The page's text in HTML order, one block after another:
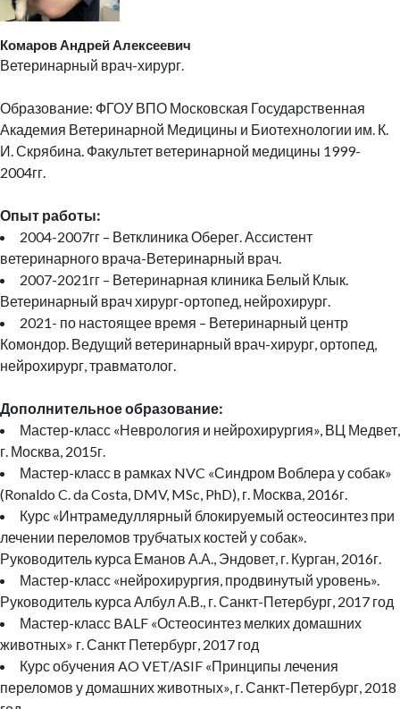
Комаров Андрей Алексеевич
Ветеринарный врач-хирург.
Образование: ФГОУ ВПО Московская Государственная
Академия Ветеринарной Медицины и Биотехнологии им. К.
И. Скрябина. Факультет ветеринарной медицины 1999-
2004гг.
Опыт работы:
2004-2007гг – Ветклиника Оберег. Ассистент
ветеринарного врача-Ветеринарный врач.
2007-2021гг – Ветеринарная клиника Белый Клык.
Ветеринарный врач хирург-ортопед, нейрохирург.
2021- по настоящее время – Ветеринарный центр
Комондор. Ведущий ветеринарный врач-хирург, ортопед,
нейрохирург, травматолог.
Дополнительное образование:
Мастер-класс «Неврология и нейрохирургия», ВЦ Медвет,
г. Москва, 2015г.
Мастер-класс в рамках NVC «Синдром Воблера у собак»
(Ronaldo C. da Costa, DMV, MSc, PhD), г. Москва, 2016г.
Курс «Интрамедуллярный блокируемый остеосинтез при
лечении переломов трубчатых костей у собак».
Руководитель курса Еманов А.А., Эндовет, г. Курган, 2016г.
Мастер-класс «нейрохирургия, продвинутый уровень».
Руководитель курса Албул А.В., г. Санкт-Петербург, 2017 год
Мастер-класс BALF «Остеосинтез мелких домашних
животных» г. Санкт Петербург, 2017 год
Курс обучения AO VET/ASIF «Принципы лечения
переломов у домашних животных», г. Санкт-Петербург, 2018